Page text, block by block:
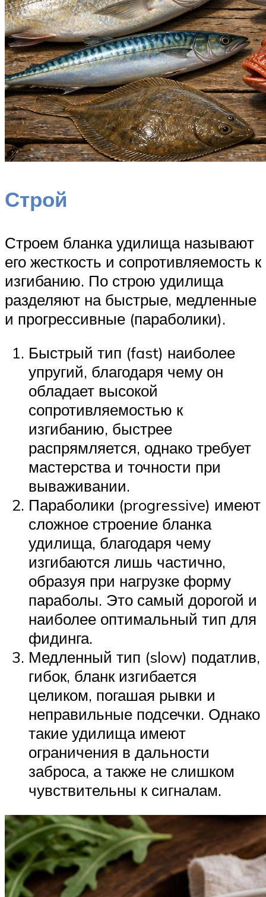
Строй
Строем бланка удилища называют
его жесткость и сопротивляемость к
изгибанию. По строю удилища
разделяют на быстрые, медленные
и прогрессивные (параболики).
Быстрый тип (fast) наиболее
упругий, благодаря чему он
обладает высокой
сопротивляемостью к
изгибанию, быстрее
распрямляется, однако требует
мастерства и точности при
вываживании.
Параболики (progressive) имеют
сложное строение бланка
удилища, благодаря чему
изгибаются лишь частично,
образуя при нагрузке форму
параболы. Это самый дорогой и
наиболее оптимальный тип для
фидинга.
Медленный тип (slow) податлив,
гибок, бланк изгибается
целиком, погашая рывки и
неправильные подсечки. Однако
такие удилища имеют
ограничения в дальности
заброса, а также не слишком
чувствительны к сигналам.